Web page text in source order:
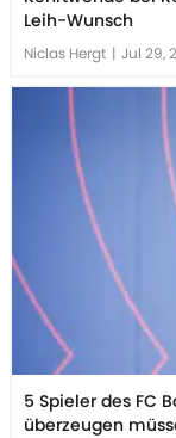
Leih-Wunsch
Niclas Hergt | Jul 29,
5 Spieler des FC
überzeugen